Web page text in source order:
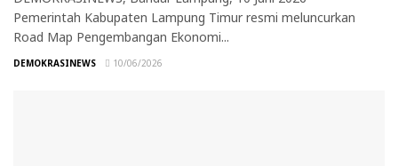
Pemerintah Kabupaten Lampung Timur resmi meluncurkan
Road Map Pengembangan Ekonomi...
DEMOKRASINEWS 10/06/2026